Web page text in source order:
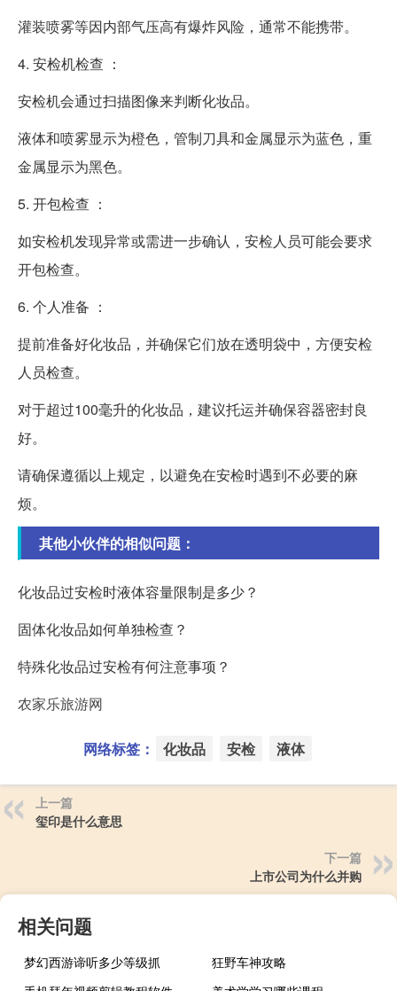
灌装喷雾等因内部气压高有爆炸风险，通常不能携带。
4. 安检机检查 ：
安检机会通过扫描图像来判断化妆品。
液体和喷雾显示为橙色，管制刀具和金属显示为蓝色，重
金属显示为黑色。
5. 开包检查 ：
如安检机发现异常或需进一步确认，安检人员可能会要求
开包检查。
6. 个人准备 ：
提前准备好化妆品，并确保它们放在透明袋中，方便安检
人员检查。
对于超过100毫升的化妆品，建议托运并确保容器密封良
好。
请确保遵循以上规定，以避免在安检时遇到不必要的麻
烦。
其他小伙伴的相似问题：
化妆品过安检时液体容量限制是多少？
固体化妆品如何单独检查？
特殊化妆品过安检有何注意事项？
农家乐旅游网
网络标签： 化妆品 安检 液体
上一篇
玺印是什么意思
下一篇
上市公司为什么并购
相关问题
梦幻西游谛听多少等级抓
狂野车神攻略